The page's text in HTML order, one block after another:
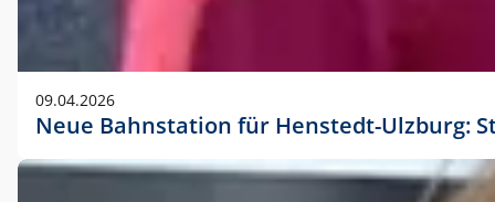
09.04.2026
Neue Bahnstation für Henstedt-Ulzburg: